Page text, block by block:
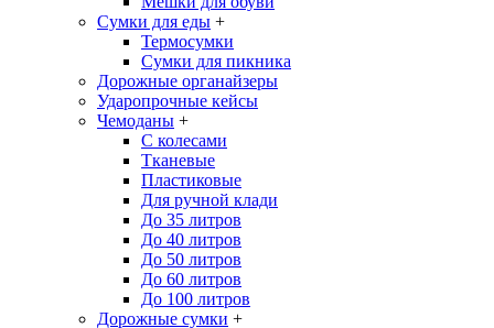
Сумки для еды +
Термосумки
Сумки для пикника
Дорожные органайзеры
Ударопрочные кейсы
Чемоданы +
С колесами
Тканевые
Пластиковые
Для ручной клади
До 35 литров
До 40 литров
До 50 литров
До 60 литров
До 100 литров
Дорожные сумки +